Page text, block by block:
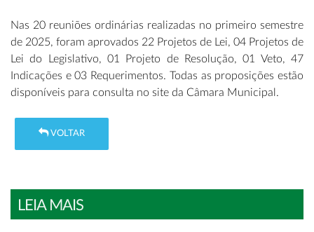
Nas 20 reuniões ordinárias realizadas no primeiro semestre
de 2025, foram aprovados 22 Projetos de Lei, 04 Projetos de
Lei do Legislativo, 01 Projeto de Resolução, 01 Veto, 47
Indicações e 03 Requerimentos. Todas as proposições estão
disponíveis para consulta no site da Câmara Municipal.
VOLTAR
LEIA MAIS